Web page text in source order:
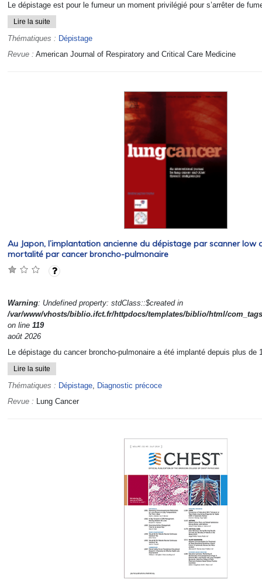
Le dépistage est pour le fumeur un moment privilégié pour s’arrêter de
Lire la suite
Thématiques : Dépistage
Revue : American Journal of Respiratory and Critical Care Medicine
Au Japon, l’implantation ancienne du dépistage par scanner low
mortalité par cancer broncho-pulmonaire
Warning: Undefined property: stdClass::$created in
/var/www/vhosts/biblio.ifct.fr/httpdocs/templates/biblio/html/
on line 119
août 2026
Le dépistage du cancer broncho-pulmonaire a été implanté depuis plus de
Lire la suite
Thématiques : Dépistage, Diagnostic précoce
Revue : Lung Cancer